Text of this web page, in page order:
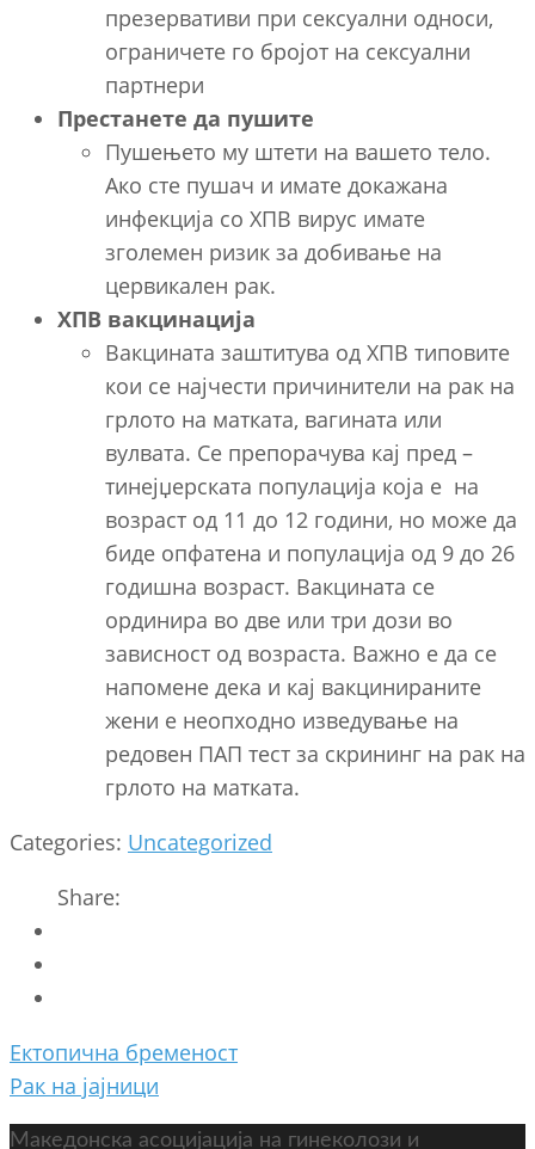
презервативи при сексуални односи,
ограничете го бројот на сексуални
партнери
Престанете да пушите
Пушењето му штети на вашето тело.
Ако сте пушач и имате докажана
инфекција со ХПВ вирус имате
зголемен ризик за добивање на
цервикален рак.
ХПВ вакцинација
Вакцината заштитува од ХПВ типовите
кои се најчести причинители на рак на
грлото на матката, вагината или
вулвата. Се препорачува кај пред –
тинејџерската популација која е на
возраст од 11 до 12 години, но може да
биде опфатена и популација од 9 до 26
годишна возраст. Вакцината се
ординира во две или три дози во
зависност од возраста. Важно е да се
напомене дека и кај вакцинираните
жени е неопходно изведување на
редовен ПАП тест за скрининг на рак на
грлото на матката.
Categories: Uncategorized
Share:
Post
navigation
Ектопична бременост
Рак на јајници
Македонска асоцијација на гинеколози и